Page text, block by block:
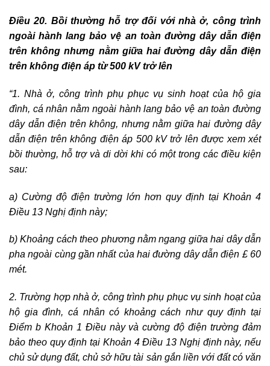
Điều 20. Bồi thường hỗ trợ đối với nhà ở, công trình
ngoài hành lang bảo vệ an toàn đường dây dẫn điện
trên không nhưng nằm giữa hai đường dây dẫn điện
trên không điện áp từ 500 kV trở lên
“1. Nhà ở, công trình phụ phục vụ sinh hoạt của hộ gia
đình, cá nhân nằm ngoài hành lang bảo vệ an toàn đường
dây dẫn điện trên không, nhưng nằm giữa hai đường dây
dẫn điện trên không điện áp 500 kV trở lên được xem xét
bồi thường, hỗ trợ và di dời khi có một trong các điều kiện
sau:
a) Cường độ điện trường lớn hơn quy định tại Khoản 4
Điều 13 Nghị định này;
b) Khoảng cách theo phương nằm ngang giữa hai dây dẫn
pha ngoài cùng gần nhất của hai đường dây dẫn điện £ 60
mét.
2. Trường hợp nhà ở, công trình phụ phục vụ sinh hoạt của
hộ gia đình, cá nhân có khoảng cách như quy định tại
Điểm b Khoản 1 Điều này và cường độ điện trường đảm
bảo theo quy định tại Khoản 4 Điều 13 Nghị định này, nếu
chủ sử dụng đất, chủ sở hữu tài sản gắn liền với đất có văn